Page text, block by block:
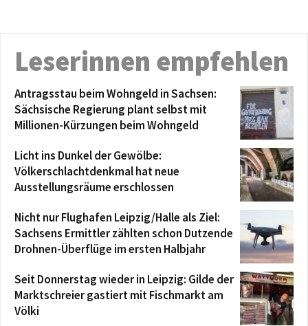
Leserinnen empfehlen
Antragsstau beim Wohngeld in Sachsen:
Sächsische Regierung plant selbst mit
Millionen-Kürzungen beim Wohngeld
Licht ins Dunkel der Gewölbe:
Völkerschlachtdenkmal hat neue
Ausstellungsräume erschlossen
Nicht nur Flughafen Leipzig/Halle als Ziel:
Sachsens Ermittler zählten schon Dutzende
Drohnen-Überflüge im ersten Halbjahr
Seit Donnerstag wieder in Leipzig: Gilde der
Marktschreier gastiert mit Fischmarkt am
Völki